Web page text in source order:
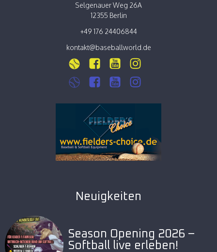
Selgenauer Weg 26A
12355 Berlin
+49 176 24406844
kontakt@baseballworld.de
Neuigkeiten
Season Opening 2026 –
Softball live erleben!